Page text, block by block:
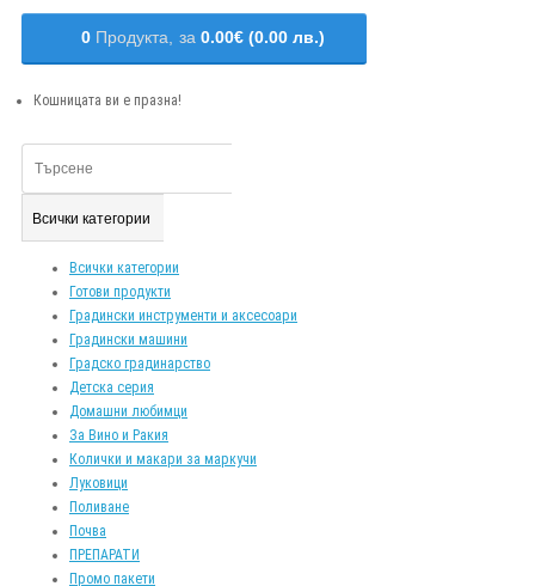
0 Продукта, за 0.00€ (0.00 лв.)
Кошницата ви е празна!
Всички категории
Всички категории
Готови продукти
Градински инструменти и аксесоари
Градински машини
Градско градинарство
Детска серия
Домашни любимци
За Вино и Ракия
Колички и макари за маркучи
Луковици
Поливане
Почва
ПРЕПАРАТИ
Промо пакети